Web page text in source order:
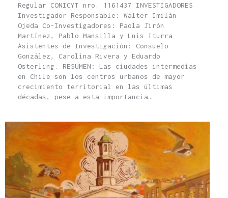
Regular CONICYT nro. 1161437 INVESTIGADORES
Investigador Responsable: Walter Imilán
Ojeda Co-Investigadores: Paola Jirón
Martínez, Pablo Mansilla y Luis Iturra
Asistentes de Investigación: Consuelo
González, Carolina Rivera y Eduardo
Osterling. RESUMEN: Las ciudades intermedias
en Chile son los centros urbanos de mayor
crecimiento territorial en las últimas
décadas, pese a esta importancia…